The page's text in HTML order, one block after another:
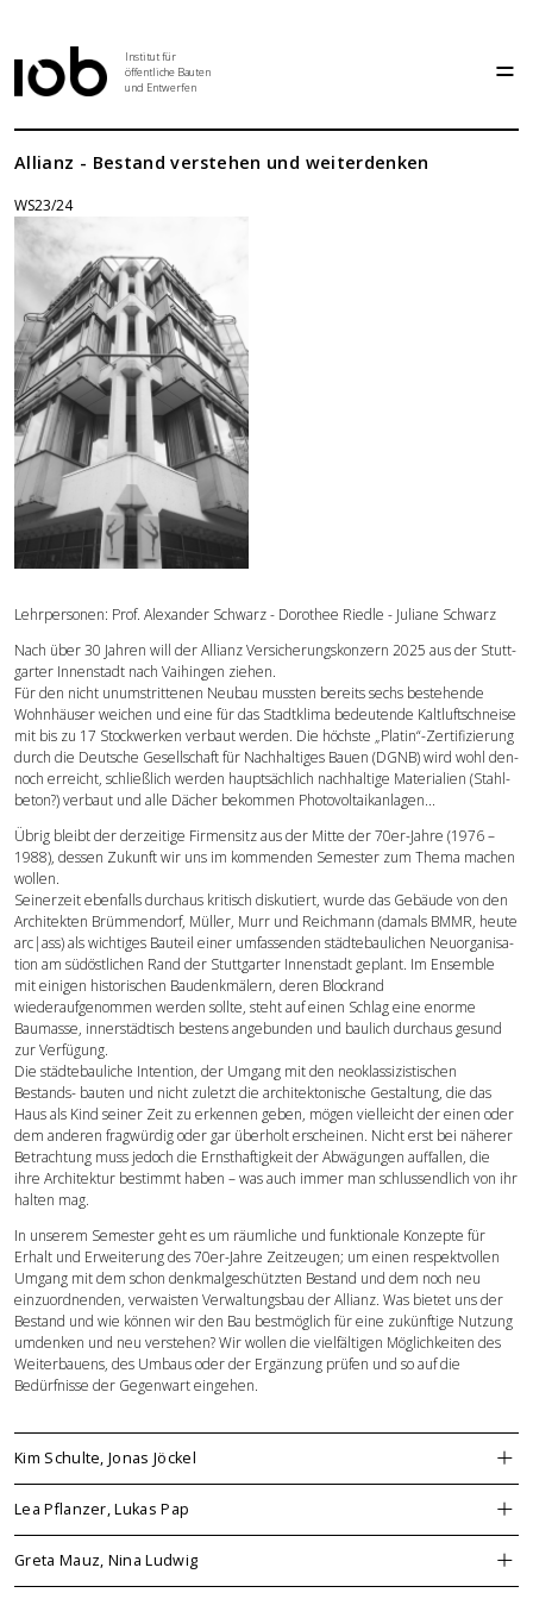
Institut für
öffentliche Bauten
und Entwerfen
Institut
Aktuelles
Entwurf
Seminar
Abschlussarbeiten
Grundlehre
Forschung
Publikationen
Kontakt
Allianz - Bestand verstehen und weiterdenken
WS23/24
Lehrpersonen: Prof. Alexander Schwarz - Dorothee Riedle - Juliane Schwarz
Nach über 30 Jahren will der Allianz Versicherungskonzern 2025 aus der Stutt-
garter Innenstadt nach Vaihingen ziehen.
Für den nicht unumstrittenen Neubau mussten bereits sechs bestehende
Wohnhäuser weichen und eine für das Stadtklima bedeutende Kaltluftschneise
mit bis zu 17 Stockwerken verbaut werden. Die höchste „Platin“-Zertifizierung
durch die Deutsche Gesellschaft für Nachhaltiges Bauen (DGNB) wird wohl den-
noch erreicht, schließlich werden hauptsächlich nachhaltige Materialien (Stahl-
beton?) verbaut und alle Dächer bekommen Photovoltaikanlagen...
Übrig bleibt der derzeitige Firmensitz aus der Mitte der 70er-Jahre (1976 –
1988), dessen Zukunft wir uns im kommenden Semester zum Thema machen
wollen.
Seinerzeit ebenfalls durchaus kritisch diskutiert, wurde das Gebäude von den
Architekten Brümmendorf, Müller, Murr und Reichmann (damals BMMR, heute
arc|ass) als wichtiges Bauteil einer umfassenden städtebaulichen Neuorganisa-
tion am südöstlichen Rand der Stuttgarter Innenstadt geplant. Im Ensemble
mit einigen historischen Baudenkmälern, deren Blockrand
wiederaufgenommen werden sollte, steht auf einen Schlag eine enorme
Baumasse, innerstädtisch bestens angebunden und baulich durchaus gesund
zur Verfügung.
Die städtebauliche Intention, der Umgang mit den neoklassizistischen
Bestands- bauten und nicht zuletzt die architektonische Gestaltung, die das
Haus als Kind seiner Zeit zu erkennen geben, mögen vielleicht der einen oder
dem anderen fragwürdig oder gar überholt erscheinen. Nicht erst bei näherer
Betrachtung muss jedoch die Ernsthaftigkeit der Abwägungen auffallen, die
ihre Architektur bestimmt haben – was auch immer man schlussendlich von ihr
halten mag.
In unserem Semester geht es um räumliche und funktionale Konzepte für
Erhalt und Erweiterung des 70er-Jahre Zeitzeugen; um einen respektvollen
Umgang mit dem schon denkmalgeschützten Bestand und dem noch neu
einzuordnenden, verwaisten Verwaltungsbau der Allianz. Was bietet uns der
Bestand und wie können wir den Bau bestmöglich für eine zukünftige Nutzung
umdenken und neu verstehen? Wir wollen die vielfältigen Möglichkeiten des
Weiterbauens, des Umbaus oder der Ergänzung prüfen und so auf die
Bedürfnisse der Gegenwart eingehen.
Kim Schulte, Jonas Jöckel
Lea Pflanzer, Lukas Pap
Greta Mauz, Nina Ludwig